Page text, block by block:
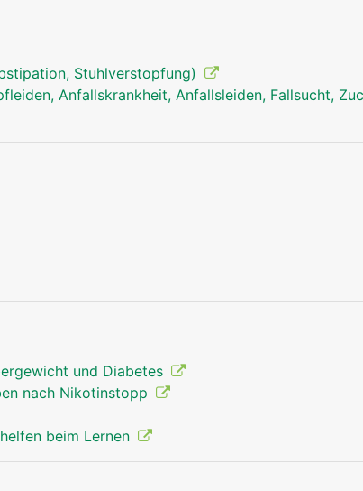
zwischen den Nervenfortsätzen, den
Stuhlverstopfung)
Anfallskrankheit, Anfallsleiden, Fallsucht,
und Diabetes
nach Nikotinstopp
beim Lernen